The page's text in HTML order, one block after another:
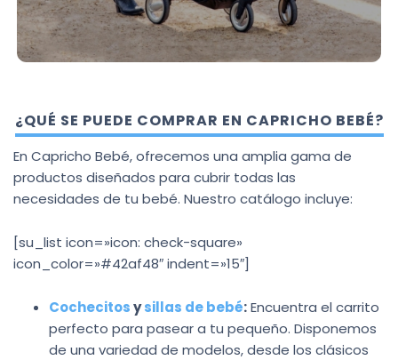
¿QUÉ SE PUEDE COMPRAR EN CAPRICHO BEBÉ?
En Capricho Bebé, ofrecemos una amplia gama de
productos diseñados para cubrir todas las
necesidades de tu bebé. Nuestro catálogo incluye:
[su_list icon=»icon: check-square»
icon_color=»#42af48″ indent=»15″]
Cochecitosysillas de bebé:Encuentra el carrito
perfecto para pasear a tu pequeño. Disponemos
de una variedad de modelos, desde los clásicos